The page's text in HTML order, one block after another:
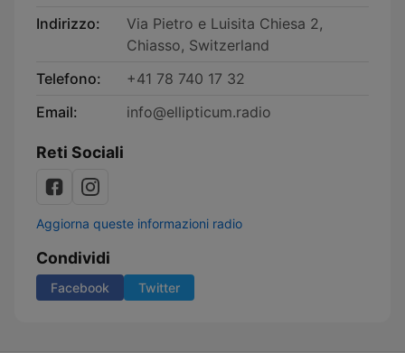
Indirizzo:
Via Pietro e Luisita Chiesa 2,
Chiasso, Switzerland
Telefono:
+41 78 740 17 32
Email:
info@ellipticum.radio
Reti Sociali
Aggiorna queste informazioni radio
Condividi
Facebook Twitter